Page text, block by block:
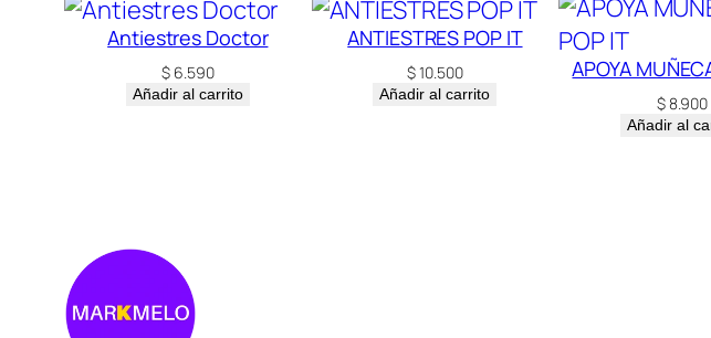
Antiestres Doctor
$ 6.590
Añadir al carrito
ANTIESTRES POP IT
$10.500
Añadir al carrito
APOYA
$8.900
Añadir al